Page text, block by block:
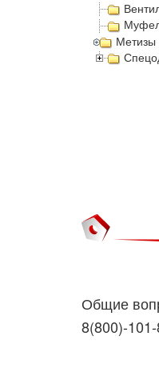
Метизы
Общие
8(800)-